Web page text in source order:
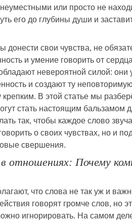
или просто не
его до глубины души и
донести свои чувства, не
и умение говорить от
невероятной силой:
и создают ту
В этой статье мы
стать настоящим бальзамом
так, чтобы каждое слово
о своих чувствах, но и
свершения.
отношениях: Почему
что слова не так уж и
говорят громче слов, но
игнорировать. На самом